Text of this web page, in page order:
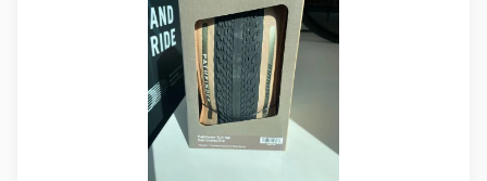
Se connecter
Se souvenir de moi Mot de passe oublié ?